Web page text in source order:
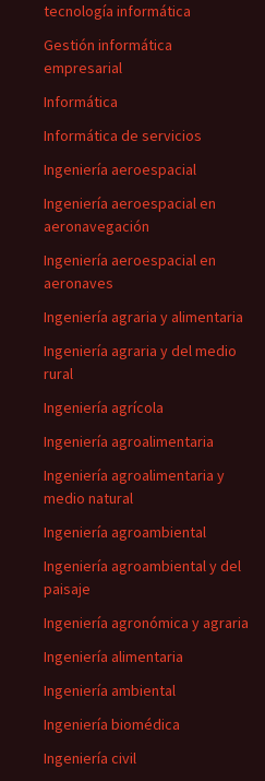
tecnología informática
Gestión informática
empresarial
Informática
Informática de servicios
Ingeniería aeroespacial
Ingeniería aeroespacial en
aeronavegación
Ingeniería aeroespacial en
aeronaves
Ingeniería agraria y alimentaria
Ingeniería agraria y del medio
rural
Ingeniería agrícola
Ingeniería agroalimentaria
Ingeniería agroalimentaria y
medio natural
Ingeniería agroambiental
Ingeniería agroambiental y del
paisaje
Ingeniería agronómica y agraria
Ingeniería alimentaria
Ingeniería ambiental
Ingeniería biomédica
Ingeniería civil